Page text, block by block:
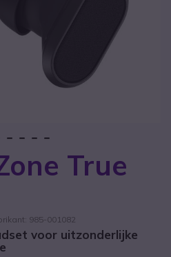
True
985-001082
voor uitzonderlijke
gallerij